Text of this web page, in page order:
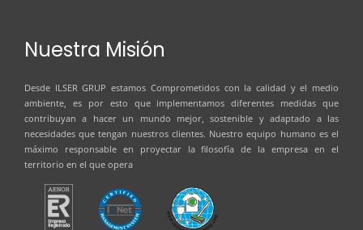
Nuestra Misión
Desde ILSER GRUP estamos Comprometidos con la calidad y el medio
ambiente, es por esto que implementamos diferentes medidas que
contribuyan a hacer un mundo mejor, sostenible y adaptado a las
necesidades que tengan nuestros clientes. Nuestro equipo humano es el
máximo responsable en proyectar la filosofía de la empresa en el
territorio en el que opera